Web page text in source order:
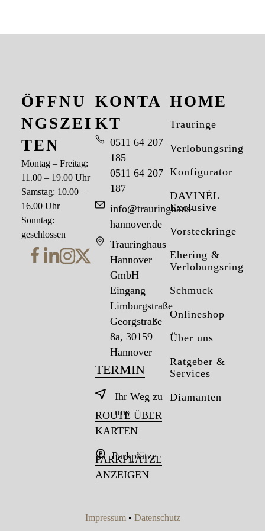
HOME
Trauringe
Verlobungsringe
Konfigurator
DAVINÉL
Exclusive
Vorsteckringe
Ehering &
Verlobungsring
Schmuck
Onlineshop
Über uns
Ratgeber &
Services
Diamanten
KONTA
KT
0511 64 207
185
0511 64 207
187
info@trauringhaus-
hannover.de
Trauringhaus
Hannover
GmbH
Eingang
Limburgstraße
Georgstraße
8a, 30159
Hannover
TERMIN
Ihr Weg zu
uns
ROUTE ÜBER
KARTEN
Parkplätze
PARKPLÄTZE
ANZEIGEN
ÖFFNU
NGSZEI
TEN
Montag – Freitag:
11.00 – 19.00 Uhr
Samstag: 10.00 –
16.00 Uhr
Sonntag:
geschlossen
Impressum• Datenschutz